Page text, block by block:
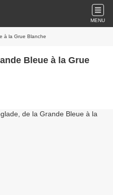
MENU
à la Grue Blanche
Bleue à la Grue